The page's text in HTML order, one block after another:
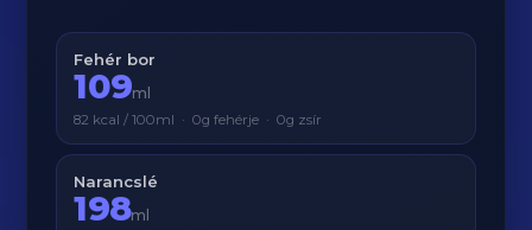
Fehér bor
109ml
82 kcal / 100ml · 0g fehérje · 0g zsír
Narancslé
198ml